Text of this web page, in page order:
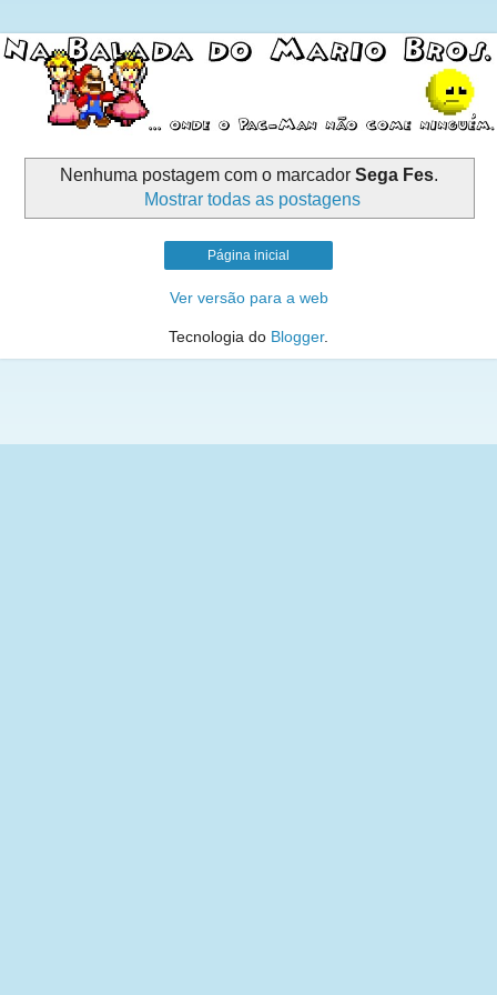
Nenhuma postagem com o marcador Sega Fes.
Mostrar todas as postagens
Página inicial
Ver versão para a web
Tecnologia do Blogger.